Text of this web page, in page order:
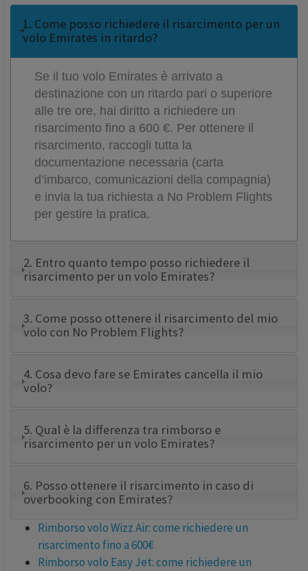
1. Come posso richiedere il risarcimento per un
volo Emirates in ritardo?
Se il tuo volo Emirates è arrivato a
destinazione con un ritardo pari o superiore
alle tre ore, hai diritto a richiedere un
risarcimento fino a 600 €. Per ottenere il
risarcimento, raccogli tutta la
documentazione necessaria (carta
d’imbarco, comunicazioni della compagnia)
e invia la tua richiesta a No Problem Flights
per gestire la pratica.
2. Entro quanto tempo posso richiedere il
risarcimento per un volo Emirates?
3. Come posso ottenere il risarcimento del mio
volo con No Problem Flights?
4. Cosa devo fare se Emirates cancella il mio
volo?
5. Qual è la differenza tra rimborso e
risarcimento per un volo Emirates?
6. Posso ottenere il risarcimento in caso di
overbooking con Emirates?
Rimborso volo Wizz Air: come richiedere un
risarcimento fino a 600€
Rimborso volo Easy Jet: come richiedere un